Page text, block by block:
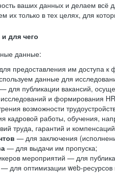
ваших данных и делаем всё
их только в тех целях, для
для чего
данные:
предоставления им доступа к
данные для
— для публикации вакансий,
и формирования
возможности
кадровой работы, обучения,
труда, гарантий и
— для заключения
— для выдачи им пропуска;
мероприятий — для
для оптимизации web-